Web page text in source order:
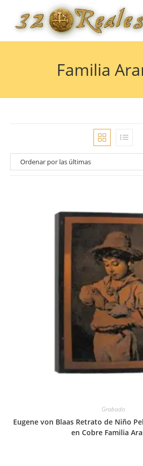
contenido
Familia
Grabado
Eugene von Blaas Retrato de Niño
en Cobre Familia